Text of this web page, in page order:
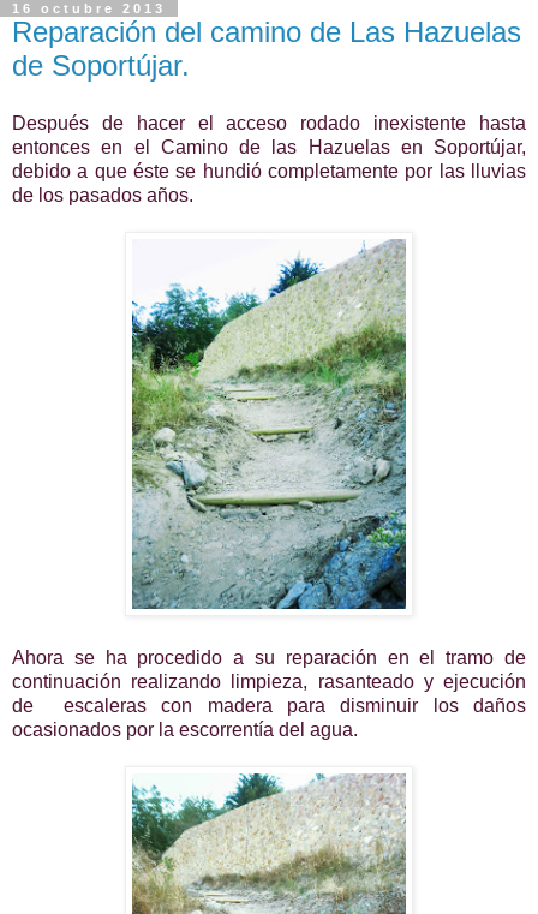
16 octubre 2013
Reparación del camino de Las Hazuelas
de Soportújar.
Después de hacer el acceso rodado inexistente hasta
entonces en el Camino de las Hazuelas en Soportújar,
debido a que éste se hundió completamente por las lluvias
de los pasados años.
Ahora se ha procedido a su reparación en el tramo de
continuación realizando limpieza, rasanteado y ejecución
de escaleras con madera para disminuir los daños
ocasionados por la escorrentía del agua.